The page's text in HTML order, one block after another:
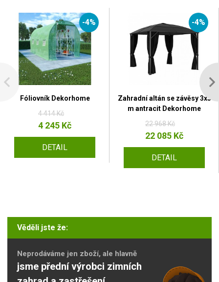
-4%
Fóliovník Dekorhome
4 414 Kč
4 245 Kč
DETAIL
-4%
Zahradní altán se závěsy 3x3
m antracit Dekorhome
22 968 Kč
22 085 Kč
DETAIL
Věděli jste že:
Neprodáváme jen zboží, ale hlavně
jsme přední výrobci zimních